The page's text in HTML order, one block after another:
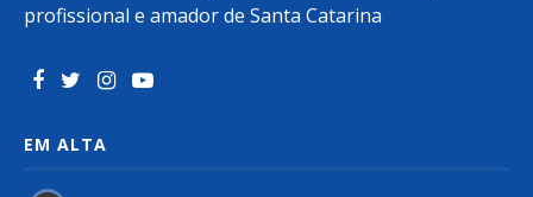
profissional e amador de Santa Catarina
EM ALTA